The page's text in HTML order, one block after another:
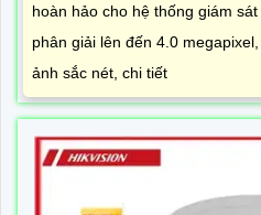
hoàn hảo cho hệ thống giám
phân giải lên đến 4.0
ảnh sắc nét, chi tiết